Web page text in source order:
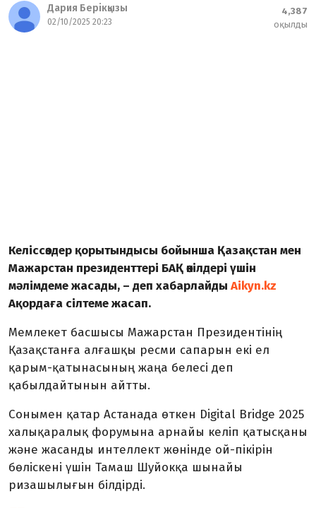
Дария Берікқызы
02/10/2025 20:23
4,387
оқылды
Келіссөздер қорытындысы бойынша Қазақстан мен
Мажарстан президенттері БАҚ өкілдері үшін
мәлімдеме жасады, – деп хабарлайды Aikyn.kz
Ақордаға сілтеме жасап.
Мемлекет басшысы Мажарстан Президентінің
Қазақстанға алғашқы ресми сапарын екі ел
қарым-қатынасының жаңа белесі деп
қабылдайтынын айтты.
Сонымен қатар Астанада өткен Digital Bridge 2025
халықаралық форумына арнайы келіп қатысқаны
және жасанды интеллект жөнінде ой-пікірін
бөліскені үшін Тамаш Шуйокқа шынайы
ризашылығын білдірді.